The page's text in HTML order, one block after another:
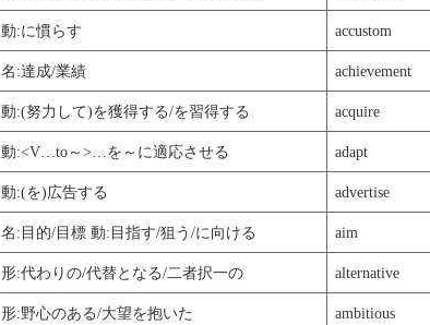
動:に慣らす accustom
名:達成/業績 achievement
動:(努力して)を獲得する/を習得する acquire
動:<V…to～>…を～に適応させる adapt
動:(を)広告する advertise
名:目的/目標 動:目指す/狙う/に向ける aim
形:代わりの/代替となる/二者択一の alternative
形:野心のある/大望を抱いた ambitious